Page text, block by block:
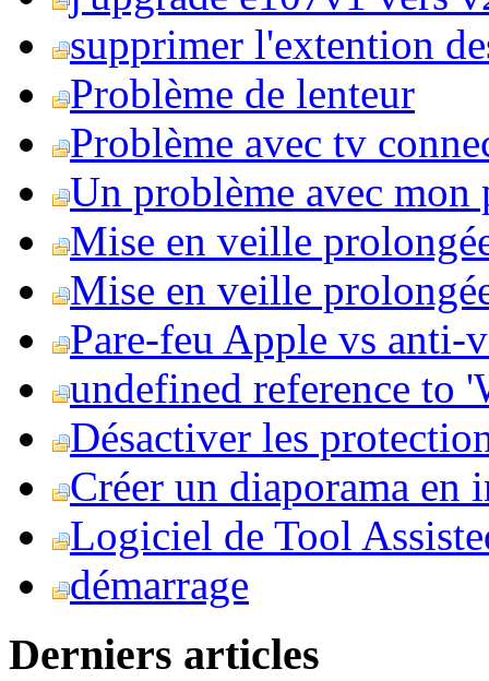
supprimer l'extention
Problème de lenteur
Problème avec tv
Un problème avec mon
Mise en veille
Mise en veille
Pare-feu Apple vs anti-
undefined reference to
Désactiver les
Créer un diaporama en
Logiciel de Tool
démarrage
Derniers articles